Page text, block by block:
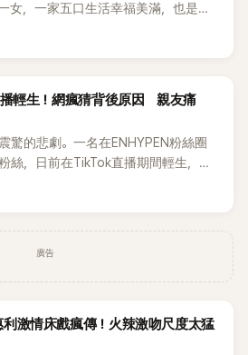
女，一家五口生活幸福美滿，也是韓
。近日，星首度公開當年決定嫁給
輕生！網瘋猜背後原因 親友痛
驚的悲劇。一名在ENHYPEN粉絲圈
絲，日前在TikTok直播期間輕生，最
震驚韓網，也讓不少粉絲湧入社群平
廣告
利激情床戲瘋傳！火辣激吻尺度太猛